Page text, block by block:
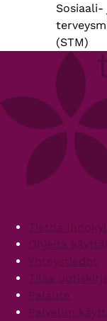
Sosiaali-
(STM)
FooterTietoa
Ohjeita
Yhteystiedot
Tilaa
Palaute
Palvelun